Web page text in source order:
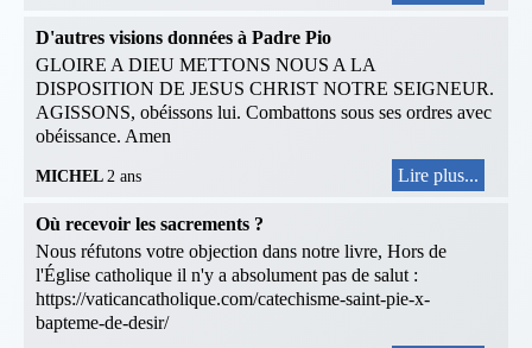
D'autres visions données à Padre Pio
GLOIRE A DIEU METTONS NOUS A LA
DISPOSITION DE JESUS CHRIST NOTRE SEIGNEUR.
AGISSONS, obéissons lui. Combattons sous ses ordres avec
obéissance. Amen
MICHEL 2 ans Lire plus...
Où recevoir les sacrements ?
Nous réfutons votre objection dans notre livre, Hors de
l'Église catholique il n'y a absolument pas de salut :
https://vaticancatholique.com/catechisme-saint-pie-x-
bapteme-de-desir/